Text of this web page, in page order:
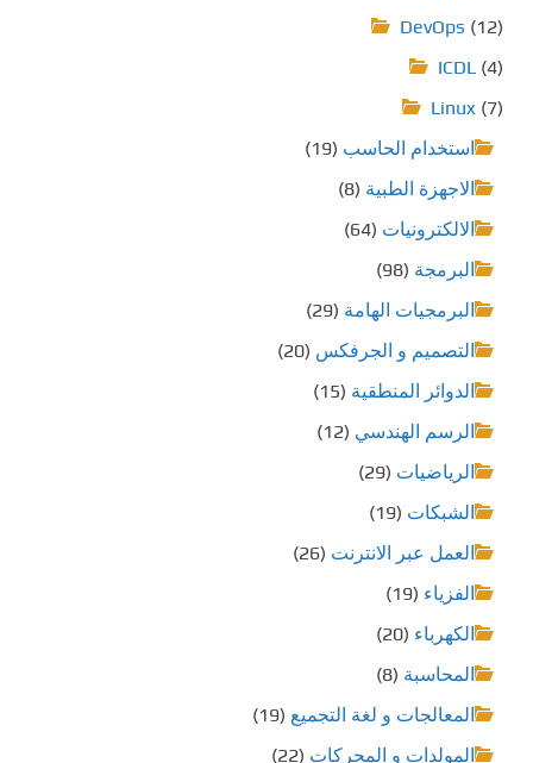
DevOps (12)
ICDL (4)
Linux (7)
استخدام الحاسب (19)
الاجهزة الطبية (8)
الالكترونيات (64)
البرمجة (98)
البرمجيات الهامة (29)
التصميم و الجرفكس (20)
الدوائر المنطقية (15)
الرسم الهندسي (12)
الرياضيات (29)
الشبكات (19)
العمل عبر الانترنت (26)
الفزياء (19)
الكهرباء (20)
المحاسبة (8)
المعالجات و لغة التجميع (19)
المولدات و المحركات (22)